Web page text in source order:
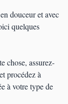
douceur et avec
quelques
chose, assurez-
procédez à
à votre type de